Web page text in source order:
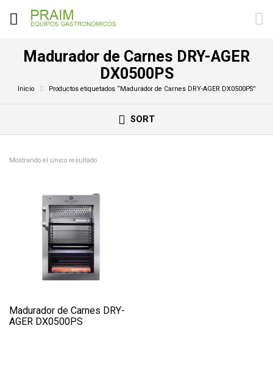
Madurador de Carnes DRY-AGER
DX0500PS
Inicio Productos etiquetados “Madurador de Carnes DRY-AGER DX0500PS”
SORT
Mostrando el único resultado
Madurador de Carnes DRY-
AGER DX0500PS